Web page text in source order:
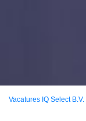
Vacatures IQ Select B.V.